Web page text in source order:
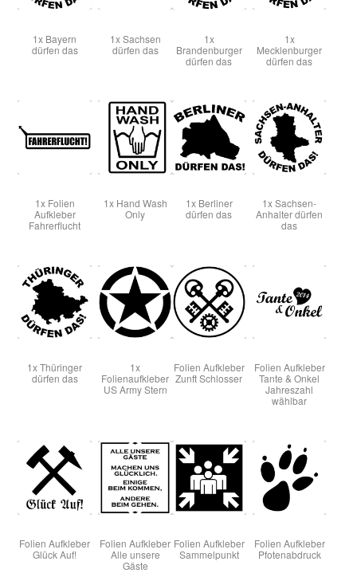
1x Bayern
dürfen das
1x Sachsen
dürfen das
1x
Brandenburger
dürfen das
1x
Mecklenburger
dürfen das
1x Folien
Aufkleber
Fahrerflucht
1x Hand Wash
Only
1x Berliner
dürfen das
1x Sachsen-
Anhalter dürfen
das
1x Thüringer
dürfen das
1x
Folienaufkleber
US Army Stern
Folien Aufkleber
Zunft Schlosser
Folien Aufkleber
Tante & Onkel
Jahreszahl
wählbar
Folien Aufkleber
Glück Auf!
Folien Aufkleber
Alle unsere
Gäste
Folien Aufkleber
Sammelpunkt
Folien Aufkleber
Pfotenabdruck